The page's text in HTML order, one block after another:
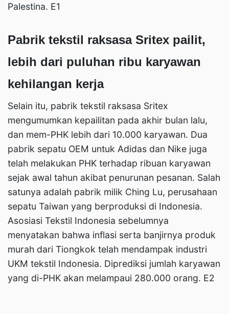
Palestina. E1
Pabrik tekstil raksasa Sritex pailit,
lebih dari puluhan ribu karyawan
kehilangan kerja
Selain itu, pabrik tekstil raksasa Sritex
mengumumkan kepailitan pada akhir bulan lalu,
dan mem-PHK lebih dari 10.000 karyawan. Dua
pabrik sepatu OEM untuk Adidas dan Nike juga
telah melakukan PHK terhadap ribuan karyawan
sejak awal tahun akibat penurunan pesanan. Salah
satunya adalah pabrik milik Ching Lu, perusahaan
sepatu Taiwan yang berproduksi di Indonesia.
Asosiasi Tekstil Indonesia sebelumnya
menyatakan bahwa inflasi serta banjirnya produk
murah dari Tiongkok telah mendampak industri
UKM tekstil Indonesia. Diprediksi jumlah karyawan
yang di-PHK akan melampaui 280.000 orang. E2